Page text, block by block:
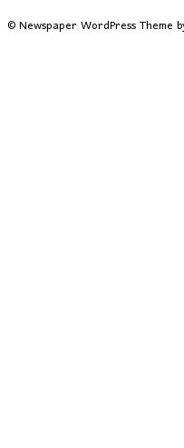
© Newspaper WordPress Theme